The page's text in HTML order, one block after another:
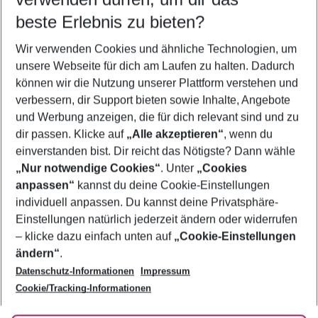
5-8 Nächte
2 Erwachsene Keine Kinder
Mehr Filter anzeigen
Footer
Footer navigation
Über uns
AGB
Bestpreisgarantie
Cookie-Einstellungen ändern
Cookie-Richtlinie
Agenturbetreuung
Barrierefreies Reisen
Folge uns
beste Erlebnis zu bieten?
Wir verwenden Cookies und ähnliche Technologien, um
unsere Webseite für dich am Laufen zu halten. Dadurch
können wir die Nutzung unserer Plattform verstehen und
verbessern, dir Support bieten sowie Inhalte, Angebote
und Werbung anzeigen, die für dich relevant sind und zu
dir passen. Klicke auf „Alle akzeptieren“, wenn du
einverstanden bist. Dir reicht das Nötigste? Dann wähle
„Nur notwendige Cookies“. Unter „Cookies
anpassen“ kannst du deine Cookie-Einstellungen
individuell anpassen. Du kannst deine Privatsphäre-
Einstellungen natürlich jederzeit ändern oder widerrufen
– klicke dazu einfach unten auf „Cookie-Einstellungen
ändern“.
Datenschutz-Informationen
Impressum
Cookie/Tracking-Informationen